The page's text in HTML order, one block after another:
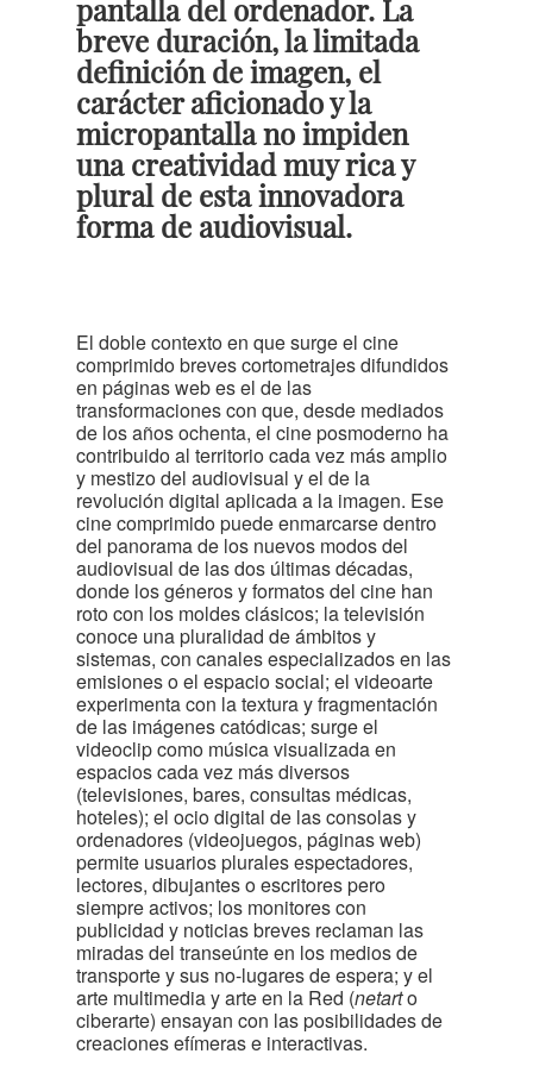
pantalla del ordenador. La
breve duración, la limitada
definición de imagen, el
carácter aficionado y la
micropantalla no impiden
una creatividad muy rica y
plural de esta innovadora
forma de audiovisual.
El doble contexto en que surge el cine
comprimido breves cortometrajes difundidos
en páginas web es el de las
transformaciones con que, desde mediados
de los años ochenta, el cine posmoderno ha
contribuido al territorio cada vez más amplio
y mestizo del audiovisual y el de la
revolución digital aplicada a la imagen. Ese
cine comprimido puede enmarcarse dentro
del panorama de los nuevos modos del
audiovisual de las dos últimas décadas,
donde los géneros y formatos del cine han
roto con los moldes clásicos; la televisión
conoce una pluralidad de ámbitos y
sistemas, con canales especializados en las
emisiones o el espacio social; el videoarte
experimenta con la textura y fragmentación
de las imágenes catódicas; surge el
videoclip como música visualizada en
espacios cada vez más diversos
(televisiones, bares, consultas médicas,
hoteles); el ocio digital de las consolas y
ordenadores (videojuegos, páginas web)
permite usuarios plurales espectadores,
lectores, dibujantes o escritores pero
siempre activos; los monitores con
publicidad y noticias breves reclaman las
miradas del transeúnte en los medios de
transporte y sus no-lugares de espera; y el
arte multimedia y arte en la Red (netarto
ciberarte) ensayan con las posibilidades de
creaciones efímeras e interactivas.